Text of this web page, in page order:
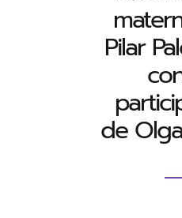
Pilar
de